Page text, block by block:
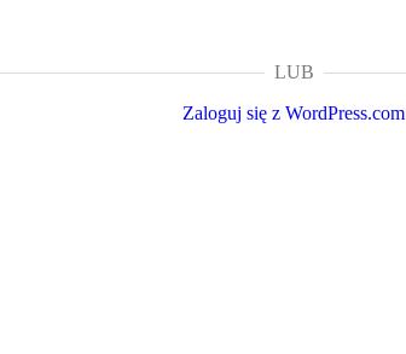
LUB
Zaloguj się z WordPress.com